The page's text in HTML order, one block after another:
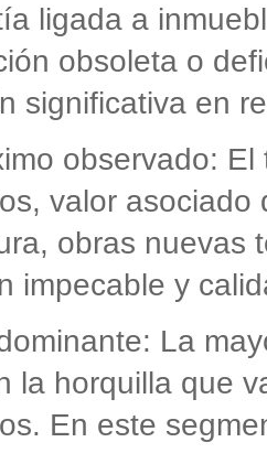
ligada a
obsoleta o
significativa en
observado:
valor
obras nuevas
impecable y
La
la horquilla que
En este